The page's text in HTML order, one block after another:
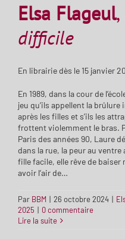
Elsa Flageul,
difficile
En librairie dès le 15 janvier
En 1989, dans la cour de
jeu qu’ils appellent la
après les filles et s’ils les
frottent violemment le bras.
Paris des années 90, Laure
dans la rue, la peur au
fille facile, elle rêve de baiser
avoir l’air de…
Par BBM | 26 octobre 2024 |
2025 | 0 commentaire
Lire la suite